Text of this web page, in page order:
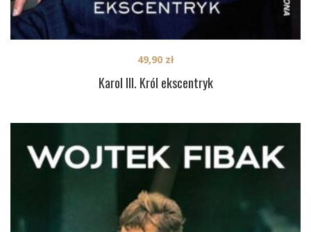
Karol III. Król ekscentryk
49,90 zł